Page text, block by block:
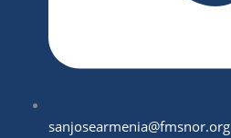
sanjosearmenia@fmsnor.org